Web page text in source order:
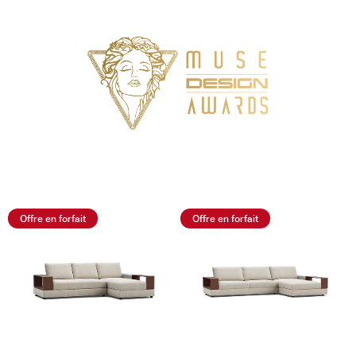
Offre en forfait Offre en forfait